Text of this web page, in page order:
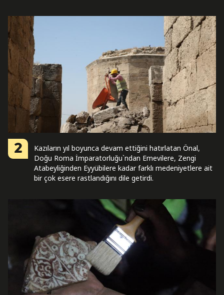
2
Kazıların yıl boyunca devam ettiğini hatırlatan Önal,
Doğu Roma İmparatorluğu`ndan Emevilere, Zengi
Atabeyliğinden Eyyübilere kadar farklı medeniyetlere ait
bir çok esere rastlandığını dile getirdi.